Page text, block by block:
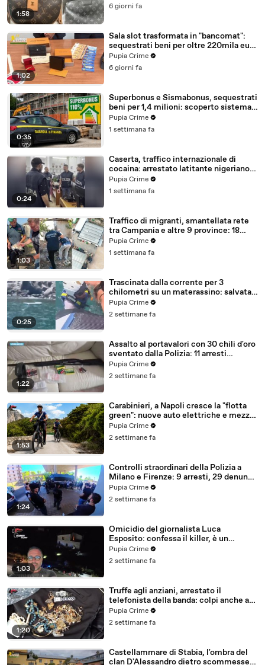
1:58
6 giorni fa
1:02
Sala slot trasformata in "bancomat":
sequestrati beni per oltre 220mila euro
a due coniugi (29.07.26)
Pupia Crime
6 giorni fa
0:35
Superbonus e Sismabonus, sequestrati
beni per 1,4 milioni: scoperto sistema
con false abitazioni (29.07.26)
Pupia Crime
1 settimana fa
0:24
Caserta, traffico internazionale di
cocaina: arrestato latitante nigeriano
ricercato dal 2019 (28.07.26)
Pupia Crime
1 settimana fa
1:03
Traffico di migranti, smantellata rete
tra Campania e altre 9 province: 18
arresti (27.07.26)
Pupia Crime
1 settimana fa
0:25
Trascinata dalla corrente per 3
chilometri su un materassino: salvata
dalla Polizia (25.07.26)
Pupia Crime
2 settimane fa
1:22
Assalto al portavalori con 30 chili d'oro
sventato dalla Polizia: 11 arresti
(25.07.26)
Pupia Crime
2 settimane fa
1:53
Carabinieri, a Napoli cresce la "flotta
green": nuove auto elettriche e mezzi
sostenibili anche sulle isole (25.07.26)
Pupia Crime
2 settimane fa
1:24
Controlli straordinari della Polizia a
Milano e Firenze: 9 arresti, 29 denunce
e oltre 7mila persone identificate
(25.07.26)
Pupia Crime
2 settimane fa
1:03
Omicidio del giornalista Luca
Esposito: confessa il killer, è un
26enne tunisino (25.07.26)
Pupia Crime
2 settimane fa
1:20
Truffe agli anziani, arrestato il
telefonista della banda: colpi anche ad
Aversa, oltre 300mila euro il bottino
stimato (24.07.26)
Pupia Crime
2 settimane fa
Castellammare di Stabia, l'ombra del
clan D'Alessandro dietro scommesse